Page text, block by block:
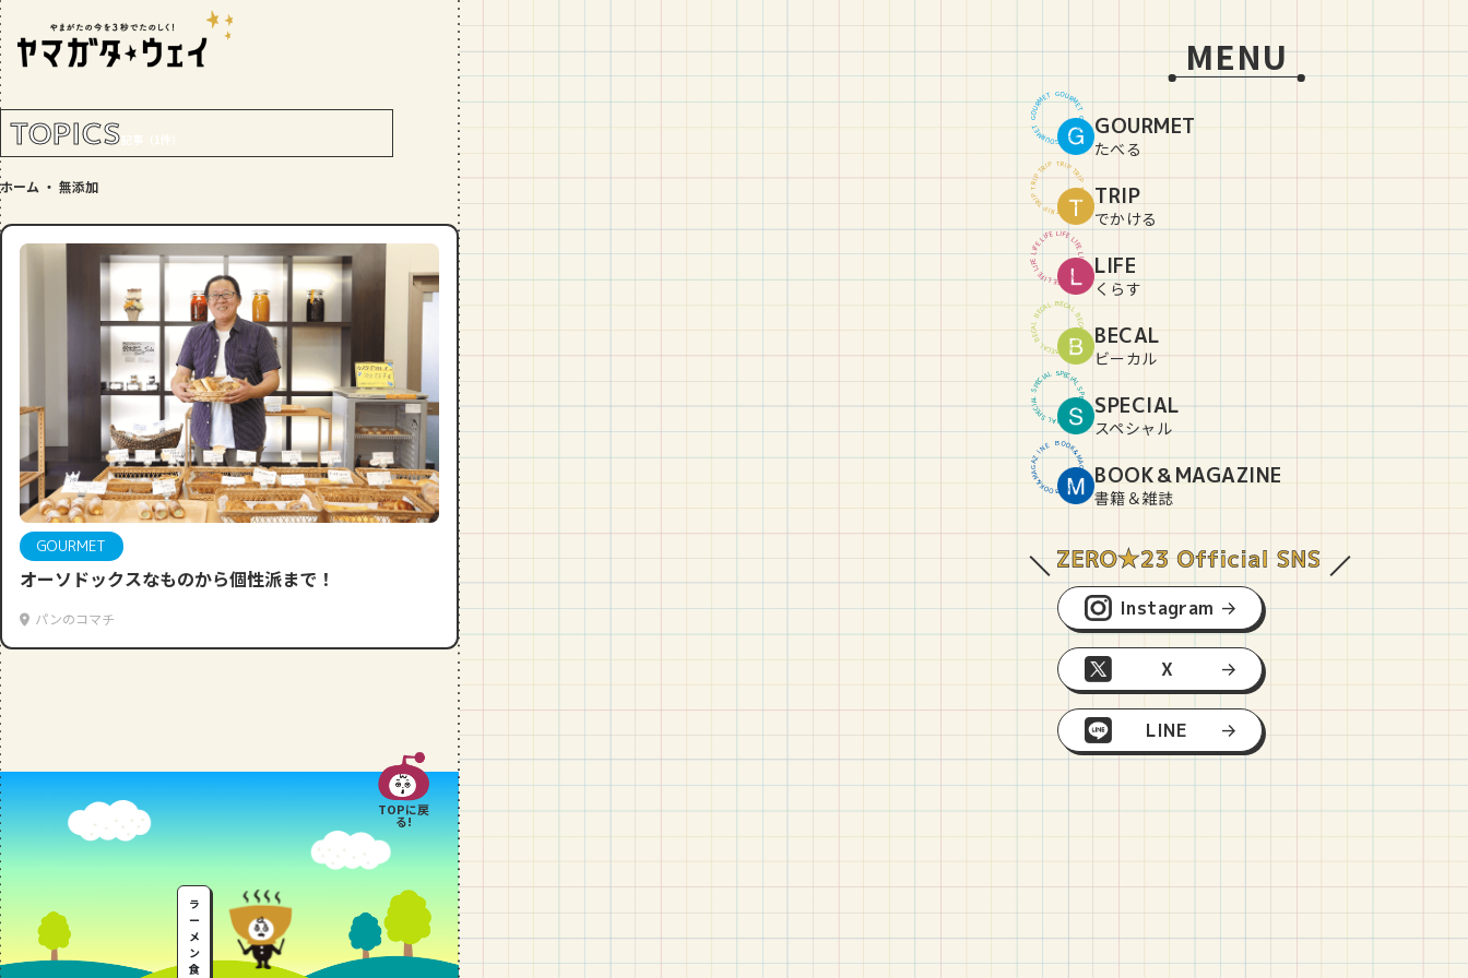
RANKING!
GOURMET
おすすめ！山形のそば【23選】地元民
の人気ランキング付！～日刊ヤマガタ
ウェイが厳選
GOURMET
【お肉をやわらかくする方法10選】結
局何が効果的？～おすすめのお取り寄
せセットも！
TRIP
【写真付き】山寺の階段はきつい？階
段数や所要時間をご紹介！
山形のおすすめパン屋さん【26選】地
MENU
GOURME
T
G
O
U
R
M
E
T
G
O
U
R
M
E
T
G
O
U
RMET
GOURMET
たべる
TRIPT
RI
P
T
R
P
T
R
T
R
I
P
T
R
I
P
T
R
I
P
T
RIP
TRIP
でかける
LIFEL
IF
E
L
F
L
I
FE
F
E
L
I
F
E
L
I
F
E
L
IF
E
LIFE
LIFE
くらす
BECA
L
BE
C
A
L
B
E
C
A
B
E
C
A
L
B
E
C
A
L
BE
CAL
BECAL
ビーカル
SPECI
A
L
SP
E
C
A
L
S
P
CI
A
L
S
P
E
C
I
A
L
SP
E
CIAL
SPECIAL
スペシャル
BOOK
&M
A
G
A
Z
I
N
E
B
O
O
K
&
M
A
G
A
Z
I
NE
BOOK＆MAGAZINE
書籍＆雑誌
Instagram
X
LINE
TOPICS記事（1件）
ホーム ・ 無添加
GOURMET
オーソドックスなものから個性派まで！
パンのコマチ
TOPに戻
る!
ラ
ー
メ
ン
食